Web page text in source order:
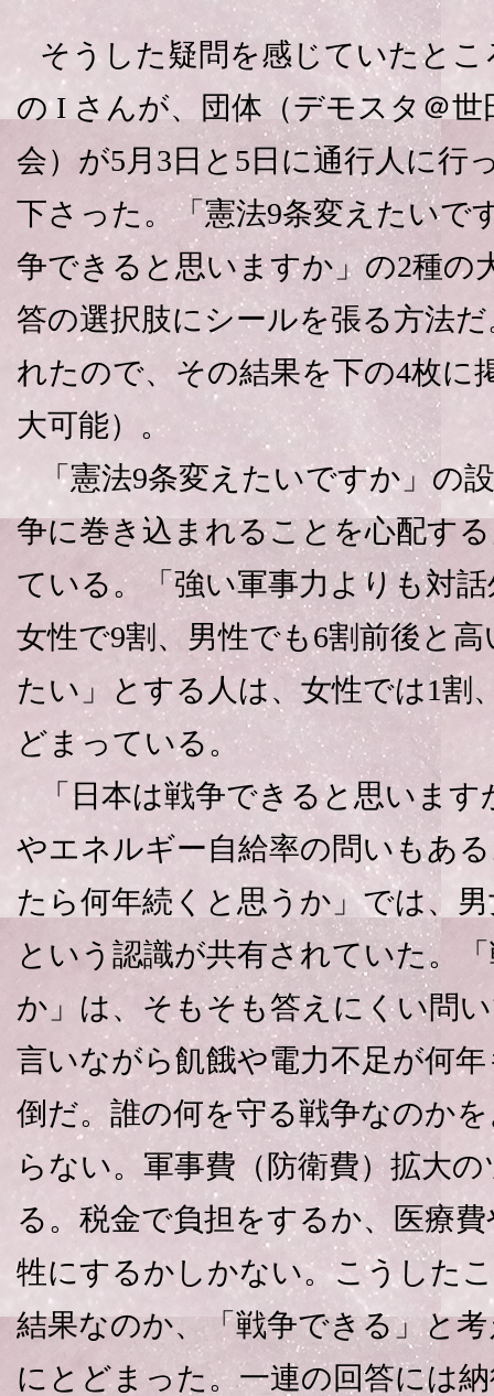
そうした疑問を感じていたとこ
の I さんが、団体（デモスタ＠
会）が5月3日と5日に通行人に行
下さった。「憲法9条変えたいで
争できると思いますか」の2種の
答の選択肢にシールを張る方法
れたので、その結果を下の4枚に
大可能）。
「憲法9条変えたいですか」の
争に巻き込まれることを心配す
ている。「強い軍事力よりも対
女性で9割、男性でも6割前後と
たい」とする人は、女性では1割
どまっている。
「日本は戦争できると思います
やエネルギー自給率の問いもあ
たら何年続くと思うか」では、
という認識が共有されていた。
か」は、そもそも答えにくい問
言いながら飢餓や電力不足が何
倒だ。誰の何を守る戦争なのか
らない。軍事費（防衛費）拡大
る。税金で負担をするか、医療
牲にするかしかない。こうした
結果なのか、「戦争できる」と
にとどまった。一連の回答には